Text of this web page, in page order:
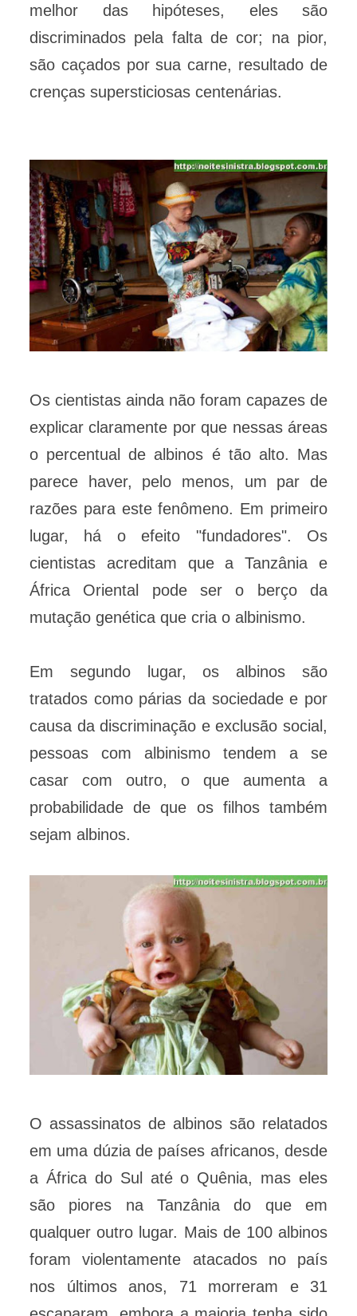
melhor das hipóteses, eles são
discriminados pela falta de cor; na pior,
são caçados por sua carne, resultado de
crenças supersticiosas centenárias.
Os cientistas ainda não foram capazes de
explicar claramente por que nessas áreas
o percentual de albinos é tão alto. Mas
parece haver, pelo menos, um par de
razões para este fenômeno. Em primeiro
lugar, há o efeito "fundadores". Os
cientistas acreditam que a Tanzânia e
África Oriental pode ser o berço da
mutação genética que cria o albinismo.
Em segundo lugar, os albinos são
tratados como párias da sociedade e por
causa da discriminação e exclusão social,
pessoas com albinismo tendem a se
casar com outro, o que aumenta a
probabilidade de que os filhos também
sejam albinos.
O assassinatos de albinos são relatados
em uma dúzia de países africanos, desde
a África do Sul até o Quênia, mas eles
são piores na Tanzânia do que em
qualquer outro lugar. Mais de 100 albinos
foram violentamente atacados no país
nos últimos anos, 71 morreram e 31